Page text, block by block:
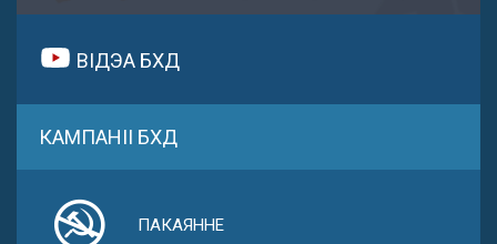
ВІДЭА БХД
КАМПАНІІ БХД
ПАКАЯННЕ